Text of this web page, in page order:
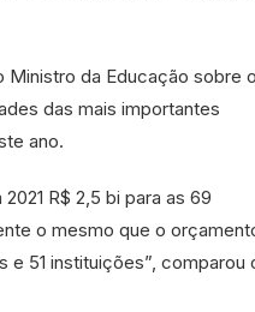
da Educação sobre o
das mais importantes
ano.
R$ 2,5 bi para as 69
o mesmo que o
e 51 instituições”, comparou